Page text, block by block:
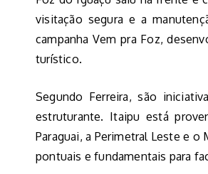
visitação segura e a
campanha Vem pra Foz,
turístico.
Segundo Ferreira, são
estruturante. Itaipu está
Paraguai, a Perimetral Leste e
pontuais e fundamentais para